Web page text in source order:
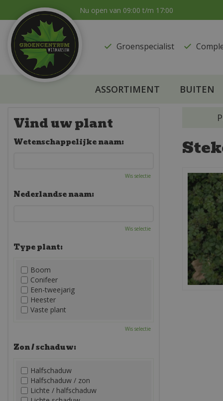
naar
content
Nu open van 09:00 t/m 17:00
Groenspecialist
ASSORTIMENT BUITEN
Vind uw plant
Wetenschappelijke naam:
Wis selectie
Nederlandse naam:
Wis selectie
Type plant:
Boom
Conifeer
Een-tweejarig
Heester
Vaste plant
Wis selectie
Zon / schaduw:
Halfschaduw
Halfschaduw / zon
Lichte / halfschaduw